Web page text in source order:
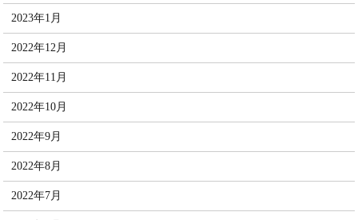
2023年1月
2022年12月
2022年11月
2022年10月
2022年9月
2022年8月
2022年7月